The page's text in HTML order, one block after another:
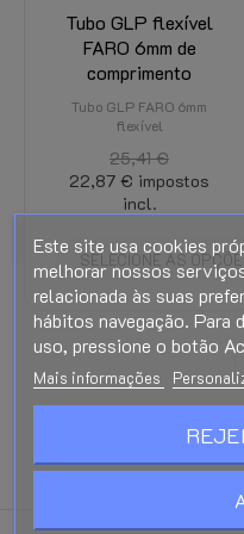
Tubo GLP flexível
FARO 6mm de
comprimento
Tubo GLP FARO 6mm
flexível
25,41 €
22,87 € impostos
incl.
SELECIONE AS
Este site usa cookies
melhorar nossos
relacionada às suas
hábitos navegação. Para
uso, pressione o botão
Mais informações